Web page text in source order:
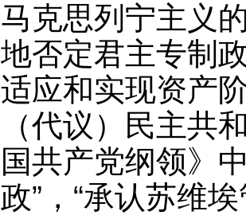
马克思列宁主义
地否定君主专制
适应和实现资产
（代议）民主共
国共产党纲领》
政”，“承认苏维